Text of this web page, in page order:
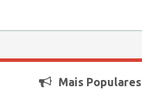
Mais Populares